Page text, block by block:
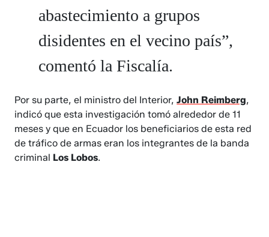
abastecimiento a grupos
disidentes en el vecino país”,
comentó la Fiscalía.
Por su parte, el ministro del Interior,John Reimberg,
indicó que esta investigación tomó alrededor de 11
meses y que en Ecuador los beneficiarios de esta red
de tráfico de armas eran los integrantes de la banda
criminal Los Lobos.